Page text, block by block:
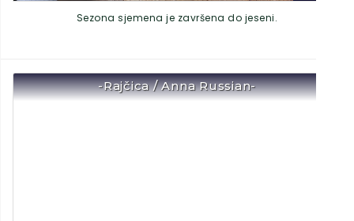
Sezona sjemena je završena do jeseni.
-Rajčica / Anna Russian-